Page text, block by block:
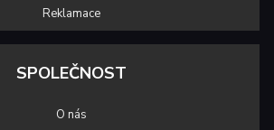
Reklamace
SPOLEČNOST
O nás